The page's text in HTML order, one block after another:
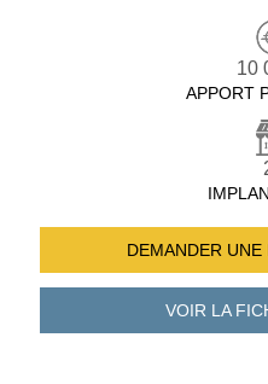
10
APPORT
DEMANDER UNE
VOIR LA